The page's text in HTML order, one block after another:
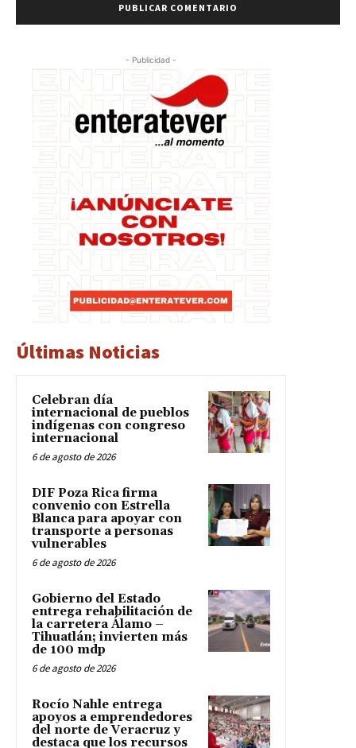
- Publicidad -
Últimas Noticias
Celebran día
internacional de pueblos
indígenas con congreso
internacional
6 de agosto de 2026
DIF Poza Rica firma
convenio con Estrella
Blanca para apoyar con
transporte a personas
vulnerables
6 de agosto de 2026
Gobierno del Estado
entrega rehabilitación de
la carretera Álamo –
Tihuatlán; invierten más
de 100 mdp
6 de agosto de 2026
Rocío Nahle entrega
apoyos a emprendedores
del norte de Veracruz y
destaca que los recursos